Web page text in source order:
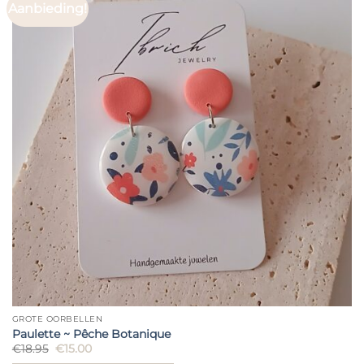
Aanbieding!
GROTE OORBELLEN
Paulette ~ Pêche Botanique
€18.95 Oorspronkelijke
€15.00Huidige